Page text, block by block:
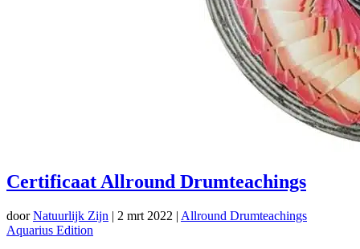
Certificaat Allround Drumteachings
doorNatuurlijk Zijn | 2 mrt 2022 | Allround Drumteachings
Aquarius Edition